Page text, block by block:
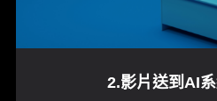
2.影片送到AI